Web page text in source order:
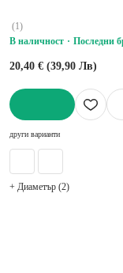
(1)
В наличност
Последни
20,40 € (39,90 Лв)
други варианти
+ Диаметър (2)